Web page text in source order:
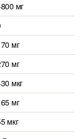
мг
мг
мг
мкг
мг
мкг